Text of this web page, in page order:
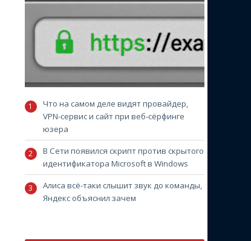
Что на самом деле видят провайдер,
VPN-сервис и сайт при веб-сёрфинге
юзера
В Сети появился скрипт против скрытого
идентификатора Microsoft в Windows
Алиса всё-таки слышит звук до команды,
Яндекс объяснил зачем